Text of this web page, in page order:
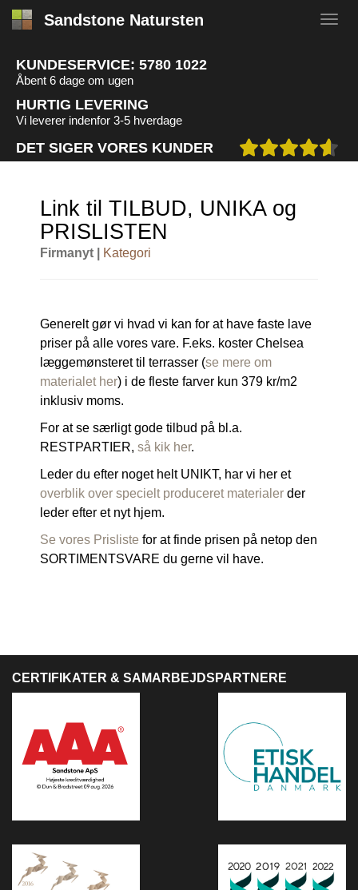
Sandstone Natursten
KUNDESERVICE: 5780 1022
Åbent 6 dage om ugen
HURTIG LEVERING
Vi leverer indenfor 3-5 hverdage
DET SIGER VORES KUNDER
Link til TILBUD, UNIKA og
PRISLISTEN
Firmanyt | Kategori
Generelt gør vi hvad vi kan for at have faste lave
priser på alle vores vare. F.eks. koster Chelsea
læggemønsteret til terrasser (se mere om
materialet her) i de fleste farver kun 379 kr/m2
inklusiv moms.
For at se særligt gode tilbud på bl.a.
RESTPARTIER, så kik her.
Leder du efter noget helt UNIKT, har vi her et
overblik over specielt produceret materialer der
leder efter et nyt hjem.
Se vores Prisliste for at finde prisen på netop den
SORTIMENTSVARE du gerne vil have.
CERTIFIKATER & SAMARBEJDSPARTNERE